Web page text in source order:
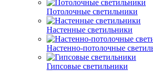
Потолочные светильники
Настенные светильники
Настенно-потолочные
Гипсовые светильники